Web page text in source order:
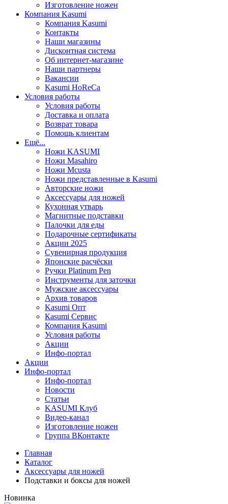
Изготовление ножен
Компания Kasumi
Компания Kasumi
Контакты
Наши магазины
Дисконтная система
Об интернет-магазине
Наши партнеры
Вакансии
Kasumi HoReCa
Условия работы
Условия работы
Доставка и оплата
Возврат товара
Помощь клиентам
Ещё...
Ножи KASUMI
Ножи Masahiro
Ножи Mcusta
Ножи представленные в Kasumi
Авторские ножи
Аксессуары для ножей
Кухонная утварь
Магнитные подставки
Палочки для еды
Подарочные сертификаты
Акции 2025
Сувенирная продукция
Японские расчёски
Ручки Platinum Pen
Инструменты для заточки
Мужские аксессуары
Архив товаров
Kasumi Опт
Кasumi Сервис
Компания Kasumi
Условия работы
Акции
Инфо-портал
Акции
Инфо-портал
Инфо-портал
Новости
Статьи
KASUMI Клуб
Видео-канал
Изготовление ножен
Группа ВКонтакте
Главная
Каталог
Аксессуары для ножей
Подставки и боксы для ножей
Новинка